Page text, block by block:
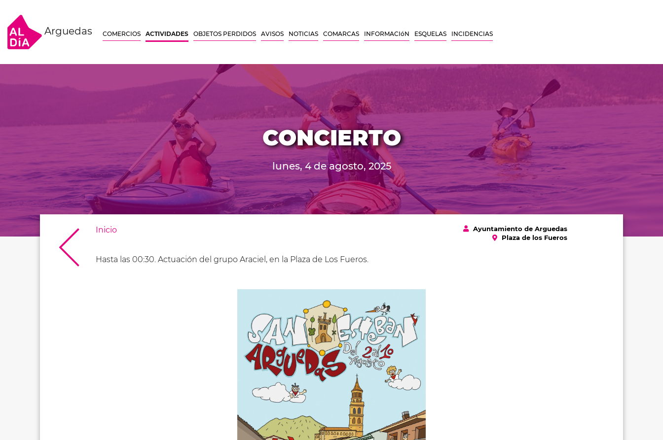
Arguedas COMERCIOS ACTIVIDADES OBJETOS PERDIDOS AVISOS NOTICIAS COMARCAS INFORMACIóN ESQUELAS INCIDENCIAS
CONCIERTO
lunes, 4 de agosto, 2025
Inicio
Ayuntamiento de Arguedas
Plaza de los Fueros
Hasta las 00:30. Actuación del grupo Araciel, en la Plaza de Los Fueros.